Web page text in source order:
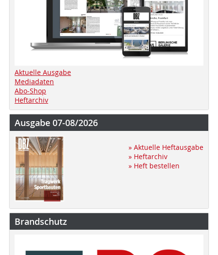
Aktuelle Ausgabe
Mediadaten
Abo-Shop
Heftarchiv
Ausgabe 07-08/2026
» Aktuelle Heftausgabe
» Heftarchiv
» Heft bestellen
Brandschutz